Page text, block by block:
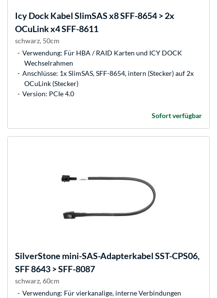
Icy DockKabel SlimSAS x8 SFF-8654 > 2x
OCuLink x4 SFF-8611
schwarz, 50cm
Verwendung: Für HBA / RAID Karten und ICY DOCK
Wechselrahmen
Anschlüsse: 1x SlimSAS, SFF-8654, intern (Stecker) auf 2x
OCuLink (Stecker)
Version: PCIe 4.0
Sofort verfügbar
SilverStone mini-SAS-Adapterkabel SST-CPS06,
SFF 8643 > SFF-8087
schwarz, 60cm
Verwendung: Für vierkanalige, interne Verbindungen